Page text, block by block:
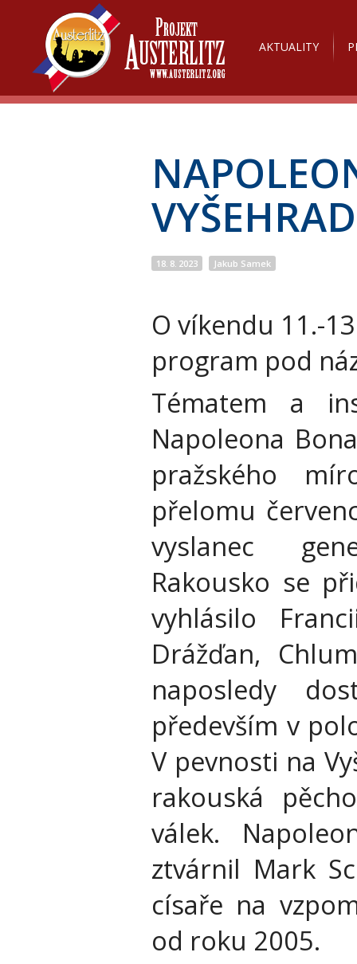
AKTUALITY
18. 8. 2023 Jakub Samek
O víkendu 11.-
program pod
Tématem a
Napoleona
pražského
přelomu
vyslanec
Rakousko se
vyhlásilo
Drážďan,
naposledy
především v
V pevnosti na
rakouská
válek.
ztvárnil Mark
císaře na
od roku 2005.